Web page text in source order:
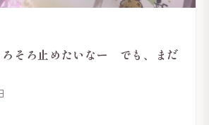
そろ止めたいなー でも、まだ